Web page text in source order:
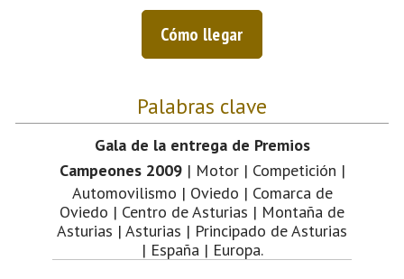
Cómo llegar
Palabras clave
Gala de la entrega de Premios
Campeones 2009| Motor | Competición |
Automovilismo | Oviedo | Comarca de
Oviedo | Centro de Asturias | Montaña de
Asturias | Asturias | Principado de Asturias
| España | Europa.